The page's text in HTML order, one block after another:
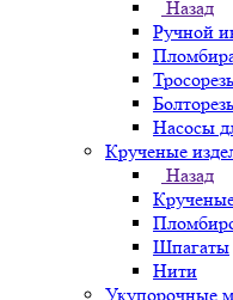
Назад
Ручной
Насосы
Крученые
Назад
Шпагаты
Нити
Укупорочные